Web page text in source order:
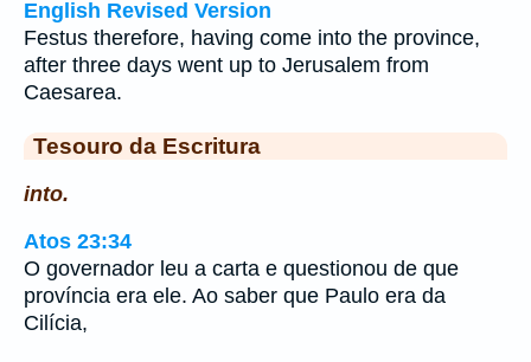
English Revised Version
Festus therefore, having come into the province,
after three days went up to Jerusalem from
Caesarea.
Tesouro da Escritura
into.
Atos 23:34
O governador leu a carta e questionou de que
província era ele. Ao saber que Paulo era da
Cilícia,